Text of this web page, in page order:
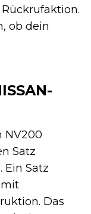
ob dein
NV200
Satz
Ein Satz
mit
Das